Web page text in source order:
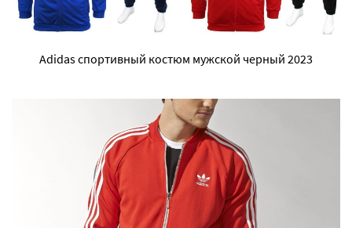
Adidas спортивный костюм мужской черный 2023